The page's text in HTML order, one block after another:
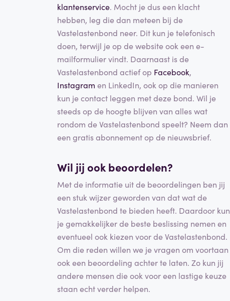
klantenservice. Mocht je dus een klacht
hebben, leg die dan meteen bij de
Vastelastenbond neer. Dit kun je telefonisch
doen, terwijl je op de website ook een e-
mailformulier vindt. Daarnaast is de
Vastelastenbond actief op Facebook,
Instagram en LinkedIn, ook op die manieren
kun je contact leggen met deze bond. Wil je
steeds op de hoogte blijven van alles wat
rondom de Vastelastenbond speelt? Neem dan
een gratis abonnement op de nieuwsbrief.
Wil jij ook beoordelen?
Met de informatie uit de beoordelingen ben jij
een stuk wijzer geworden van dat wat de
Vastelastenbond te bieden heeft. Daardoor kun
je gemakkelijker de beste beslissing nemen en
eventueel ook kiezen voor de Vastelastenbond.
Om die reden willen we je vragen om voortaan
ook een beoordeling achter te laten. Zo kun jij
andere mensen die ook voor een lastige keuze
staan echt verder helpen.